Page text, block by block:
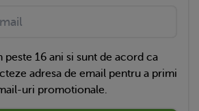
peste 16 ani si sunt de acord ca
adresa de email pentru a primi
uri promotionale.